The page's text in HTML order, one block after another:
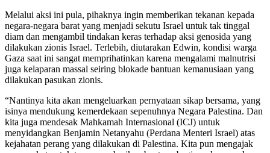
Melalui aksi ini pula, pihaknya ingin memberikan tekanan kepada
negara-negara barat yang menjadi sekutu Israel untuk tak tinggal
diam dan mengambil tindakan keras terhadap aksi genosida yang
dilakukan zionis Israel. Terlebih, diutarakan Edwin, kondisi warga
Gaza saat ini sangat memprihatinkan karena mengalami malnutrisi
juga kelaparan massal seiring blokade bantuan kemanusiaan yang
dilakukan pasukan zionis.
“Nantinya kita akan mengeluarkan pernyataan sikap bersama, yang
isinya mendukung kemerdekaan sepenuhnya Negara Palestina. Dan
kita juga mendesak Mahkamah Internasional (ICJ) untuk
menyidangkan Benjamin Netanyahu (Perdana Menteri Israel) atas
kejahatan perang yang dilakukan di Palestina. Kita pun mengajak